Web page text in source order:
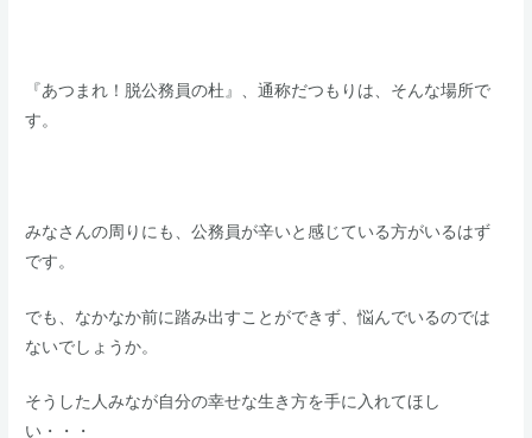
​『あつまれ！脱公務員の杜』、通称だつもりは、そんな場所で
す。
​みなさんの周りにも、公務員が辛いと感じている方がいるはず
です。
​​でも、なかなか前に踏み出すことができず、悩んでいるのでは
ないでしょうか。
​​そうした人みなが自分の幸せな生き方を手に入れてほし
い・・・